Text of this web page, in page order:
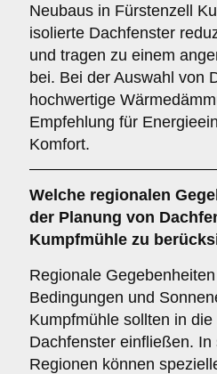
Neubaus in Fürstenzell
isolierte Dachfenster
und tragen zu einem
bei. Bei der Auswahl von
hochwertige
Empfehlung für
Komfort.
Welche regionalen
der Planung von
Kumpfmühle zu
Regionale
Bedingungen und
Kumpfmühle sollten in
Dachfenster einfließen. In
Regionen können